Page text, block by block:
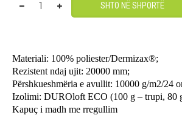
SHTO NË SHPORTË
Materiali: 100% poliester/Dermizax®;
Rezistent ndaj ujit: 20000 mm;
Përshkueshmëria e avullit: 10000 g/m2/24
Izolimi: DUROloft ECO (100 g – trupi, 80
Kapuç i madh me rregullim